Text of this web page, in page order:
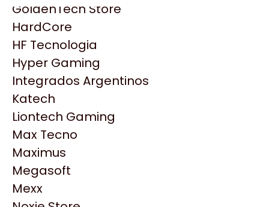
HP
HyperX
INNO3D
Intel
Kingston
Lenovo
Logitech
MSI
NVIDIA GeForce
NZXT
PNY
GoldenTech Store
HardCore
HF Tecnologia
Hyper Gaming
Integrados Argentinos
Katech
Liontech Gaming
Max Tecno
Maximus
Megasoft
Mexx
Productos